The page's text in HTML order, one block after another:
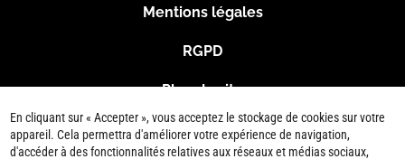
Mentions légales
RGPD
Plan du site
Connexion
En cliquant sur « Accepter », vous acceptez le stockage de cookies sur votre
appareil. Cela permettra d'améliorer votre expérience de navigation,
d'accéder à des fonctionnalités relatives aux réseaux et médias sociaux,